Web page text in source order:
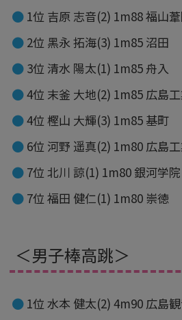
1位 吉原 志音(2) 1m88 福山
2位 黑永 拓海(3) 1m85 沼田
3位 清水 陽太(1) 1m85 舟入
4位 末釜 大地(2) 1m85 広島
4位 樫山 大輝(3) 1m85 基町
6位 河野 遥真(2) 1m80 広島
7位 北川 諒(1) 1m80 銀河学院
7位 福田 健仁(1) 1m80 崇徳
＜男子棒高跳＞
1位 水本 健太(2) 4m90 広島